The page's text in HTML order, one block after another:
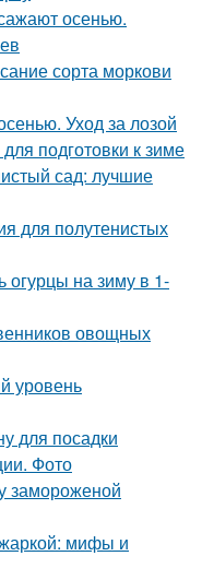
осенью.
сорта моркови
Уход за лозой
подготовки к зиме
сад: лучшие
для полутенистых
огурцы на зиму в 1-
овощных
уровень
для посадки
Фото
замороженой
мифы и